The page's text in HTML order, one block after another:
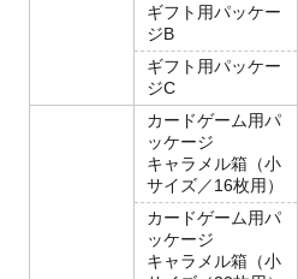
ギフト用パッケー
ジB
ギフト用パッケー
ジC
カードゲーム用パ
ッケージ
キャラメル箱（小
サイズ／16枚用）
カードゲーム用パ
ッケージ
キャラメル箱（小